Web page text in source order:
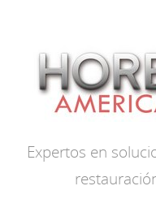
Expertos en